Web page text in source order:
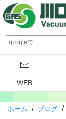
WEB
ホーム / ブログ /